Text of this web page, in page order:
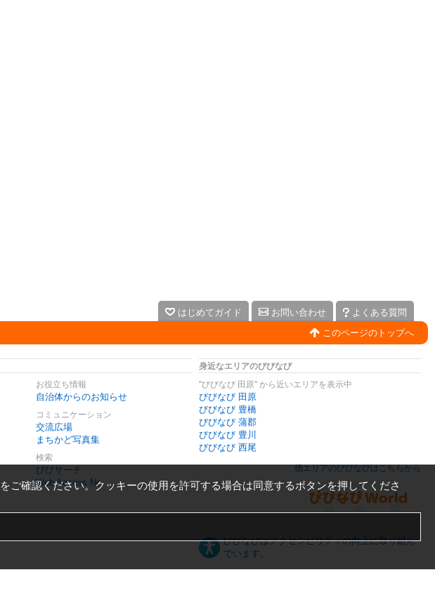
はじめてガイド お問い合わせ
よくある質問
このページのトップへ
お役立ち情報
自治体からのお知らせ
コミュニケーション
交流広場
まちかど写真集
検索
びびサーチ
Web Access No.
身近なエリアのびびなび
"びびなび 田原" から近いエリアを表示中
びびなび 田原
びびなび 豊橋
びびなび 蒲郡
びびなび 豊川
びびなび 西尾
他エリアのびびなびはこちらから
びびなびはアクセシビリティの向上に取り組ん
でいます。
をご確認ください。クッキーの使用を許可する場合は同意するボタンを押してくださ